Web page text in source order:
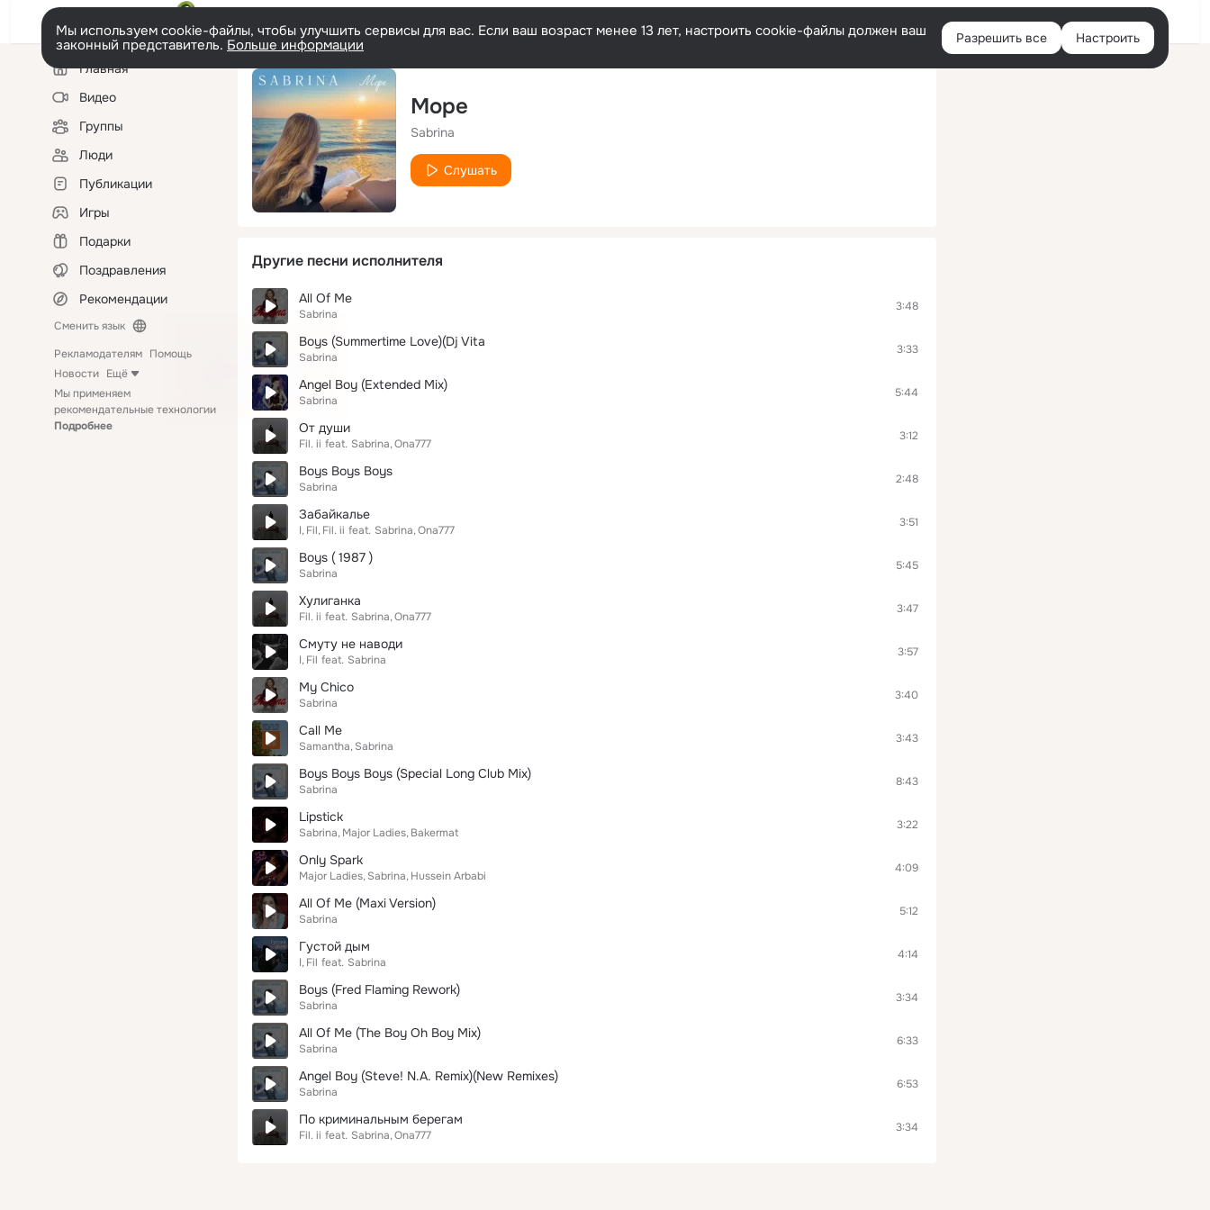
Войти
Мы используем cookie-файлы, чтобы улучшить сервисы для вас. Если ваш возраст менее 13 лет, настроить cookie-файлы должен ваш
законный представитель. Больше информации Разрешить все Настроить
Левая
колонкаГлавная
Видео
Группы
Люди
Публикации
Игры
Подарки
Поздравления
Рекомендации
Сменить язык
Рекламодателям Помощь
Новости Ещё
Мы применяем
рекомендательные технологии
Подробнее
Море
Sabrina
Слушать
Другие песни исполнителя
All Of Me
Sabrina
3:48
Boys (Summertime Love)(Dj Vita
Sabrina
3:33
Angel Boy (Extended Mix)
Sabrina
5:44
От души
Fil. ii feat. Sabrina Ona777
3:12
Boys Boys Boys
Sabrina
2:48
Забайкалье
I Fil Fil. ii feat. Sabrina Ona777
3:51
Boys ( 1987 )
Sabrina
5:45
Хулиганка
Fil. ii feat. Sabrina Ona777
3:47
Смуту не наводи
I Fil feat. Sabrina
3:57
My Chico
Sabrina
3:40
Call Me
Samantha Sabrina
3:43
Boys Boys Boys (Special Long Club Mix)
Sabrina
8:43
Lipstick
Sabrina Major Ladies Bakermat
3:22
Only Spark
Major Ladies Sabrina Hussein Arbabi
4:09
All Of Me (Maxi Version)
Sabrina
5:12
Густой дым
I Fil feat. Sabrina
4:14
Boys (Fred Flaming Rework)
Sabrina
3:34
All Of Me (The Boy Oh Boy Mix)
Sabrina
6:33
Angel Boy (Steve! N.A. Remix)(New Remixes)
Sabrina
6:53
По криминальным берегам
Fil. ii feat. Sabrina Ona777
3:34